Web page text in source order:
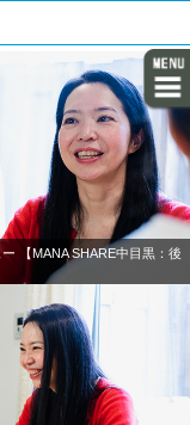
【MANA SHARE中目黒：後